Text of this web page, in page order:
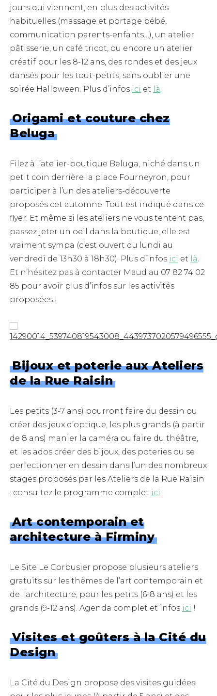
jours qui viennent, en plus des activités
habituelles (massage et portage bébé,
communication parents-enfants…), un atelier
pâtisserie, un café tricot, ou encore un atelier
créatif pour les 8-12 ans, des rondes et des jeux
dansés pour les tout-petits, sans oublier une
soirée Halloween. Plus d’infos ici et là.
Origami et couture chez
Beluga
Filez à l’atelier-boutique Beluga, niché dans un
petit coin derrière la place Fourneyron, pour
participer à l’un des ateliers-découverte
proposés cet automne. Tout est indiqué dans ce
flyer. Et même si les ateliers ne vous tentent pas,
passez jeter un oeil dans la boutique, elle est
vraiment sympa (c’est ouvert du lundi au
vendredi de 13h30 à 18h30). Plus d’infos ici et là.
Et n’hésitez pas à contacter Maud au 07 82 74 02
85 pour avoir plus d’infos sur les activités
proposées !
Bijoux et poterie aux Ateliers
de la Rue Raisin
Les petits (3-7 ans) pourront faire du dessin ou
créer des jeux d’optique, les plus grands (à partir
de 8 ans) manier la caméra ou faire du théâtre,
et les ados créer des bijoux, des poteries ou se
perfectionner en dessin dans l’un des nombreux
stages proposés par les Ateliers de la Rue Raisin
: consultez le programme complet ici.
Art contemporain et
architecture à Firminy
Le Site Le Corbusier propose plusieurs ateliers
gratuits sur les thèmes de l’art contemporain et
de l’architecture, pour les petits (6-8 ans) et les
grands (9-12 ans). Agenda complet et infos ici !
Visites et goûters à la Cité du
Design
La Cité du Design propose des visites guidées